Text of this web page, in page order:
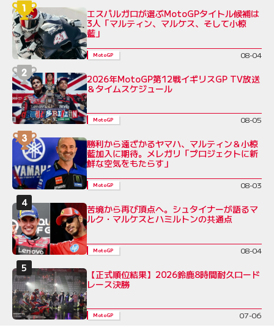
エスパルガロが選ぶMotoGPタイトル候補は
3人「マルティン、マルケス、そして小椋
藍」
MotoGP 08-04
2026年MotoGP第12戦イギリスGP TV放送
＆タイムスケジュール
MotoGP 08-05
勝利から遠ざかるヤマハ、マルティン＆小椋
藍加入に期待。メレガリ「プロジェクトに新
鮮な空気をもたらす」
MotoGP 08-03
苦境から再び頂点へ。シュタイナーが語るマ
ルク・マルケスとハミルトンの共通点
MotoGP 08-04
【正式順位結果】2026鈴鹿8時間耐久ロード
レース決勝
MotoGP 07-06